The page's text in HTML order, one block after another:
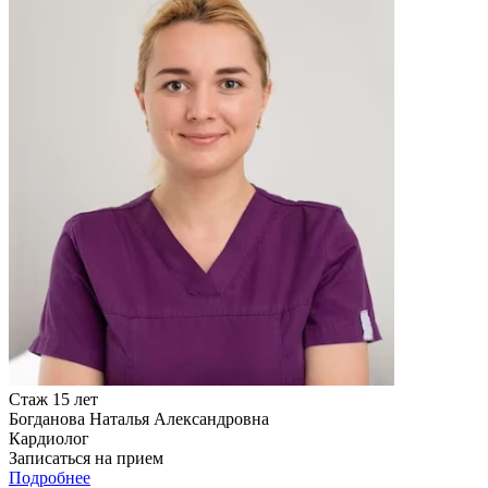
Стаж 15 лет
Богданова Наталья Александровна
Кардиолог
Записаться на прием
Подробнее